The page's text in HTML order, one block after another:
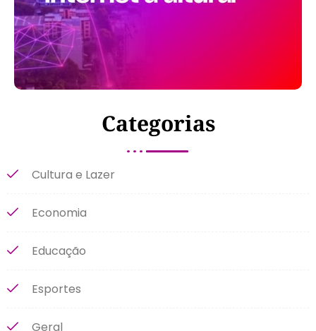
Categorias
Cultura e Lazer
Economia
Educação
Esportes
Geral